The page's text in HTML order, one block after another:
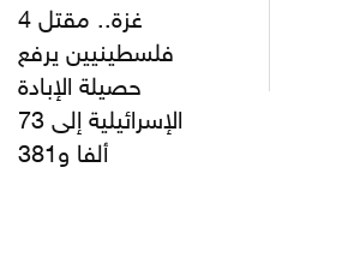
غزة.. مقتل 4
فلسطينيين يرفع
حصيلة الإبادة
الإسرائيلية إلى 73
ألفا و381